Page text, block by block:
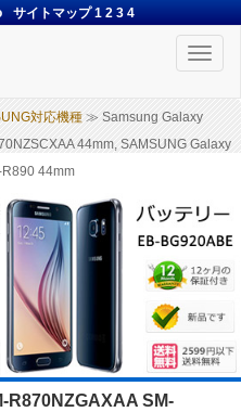
サイトマップ1 2 3 4
Toggle
対応機種 ≫ Samsung Galaxy
44mm, SAMSUNG Galaxy
44mm
R870NZGAXAA SM-